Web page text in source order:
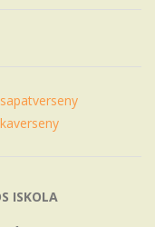
ISKOLA